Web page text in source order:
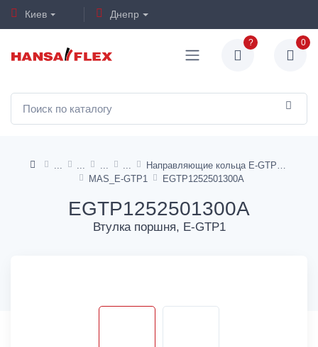
Киев Днепр
? 0
MAS_E-GTP1
EGTP1252501300A
EGTP1252501300A
Втулка поршня, E-GTP1